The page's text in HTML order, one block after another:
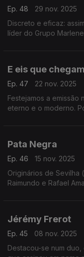
Ep. 48
29 nov. 2025
Discreto e eficaz:
líder do Grupo
E eis que
Ep. 47
22 nov. 2025
Festejamos a emissão
eterno e o moderno.
Pata Negra
Ep. 46
15 nov. 2025
Originários de Sevilha
Raimundo e Rafael
Jérémy Frerot
Ep. 45
08 nov. 2025
Destacou-se num